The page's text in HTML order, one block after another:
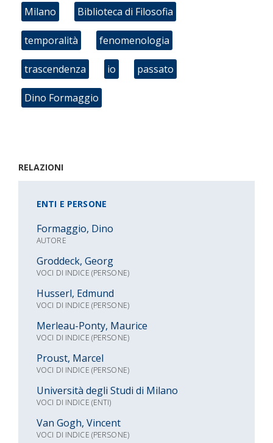
Milano Biblioteca di Filosofia
temporalità fenomenologia
trascendenza io passato
Dino Formaggio
RELAZIONI
ENTI E PERSONE
Formaggio, Dino
AUTORE
Groddeck, Georg
VOCI DI INDICE (PERSONE)
Husserl, Edmund
VOCI DI INDICE (PERSONE)
Merleau-Ponty, Maurice
VOCI DI INDICE (PERSONE)
Proust, Marcel
VOCI DI INDICE (PERSONE)
Università degli Studi di Milano
VOCI DI INDICE (ENTI)
Van Gogh, Vincent
VOCI DI INDICE (PERSONE)